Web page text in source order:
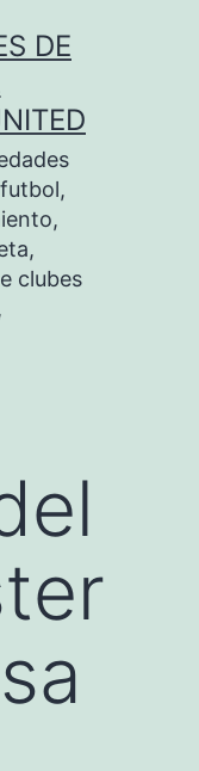
DE
clubes